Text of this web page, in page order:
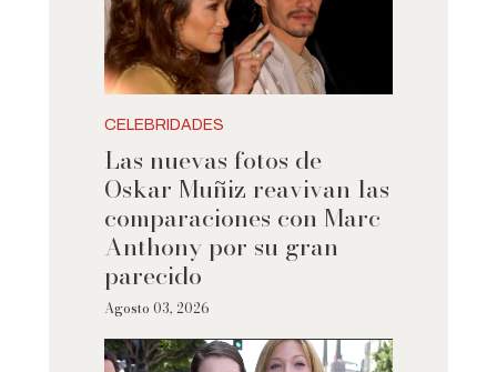
CELEBRIDADES
Las nuevas fotos de
Oskar Muñiz reavivan las
comparaciones con Marc
Anthony por su gran
parecido
Agosto 03, 2026